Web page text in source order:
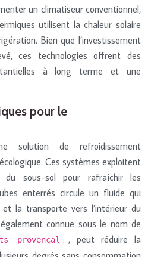
un climatiseur conventionnel,
utilisent la chaleur solaire
Bien que l’investissement
ces technologies offrent des
à long terme et une
pour le
solution de refroidissement
Ces systèmes exploitent
du sous-sol pour rafraîchir les
enterrés circule un fluide qui
la transporte vers l’intérieur du
connue sous le nom de
provençal , peut réduire la